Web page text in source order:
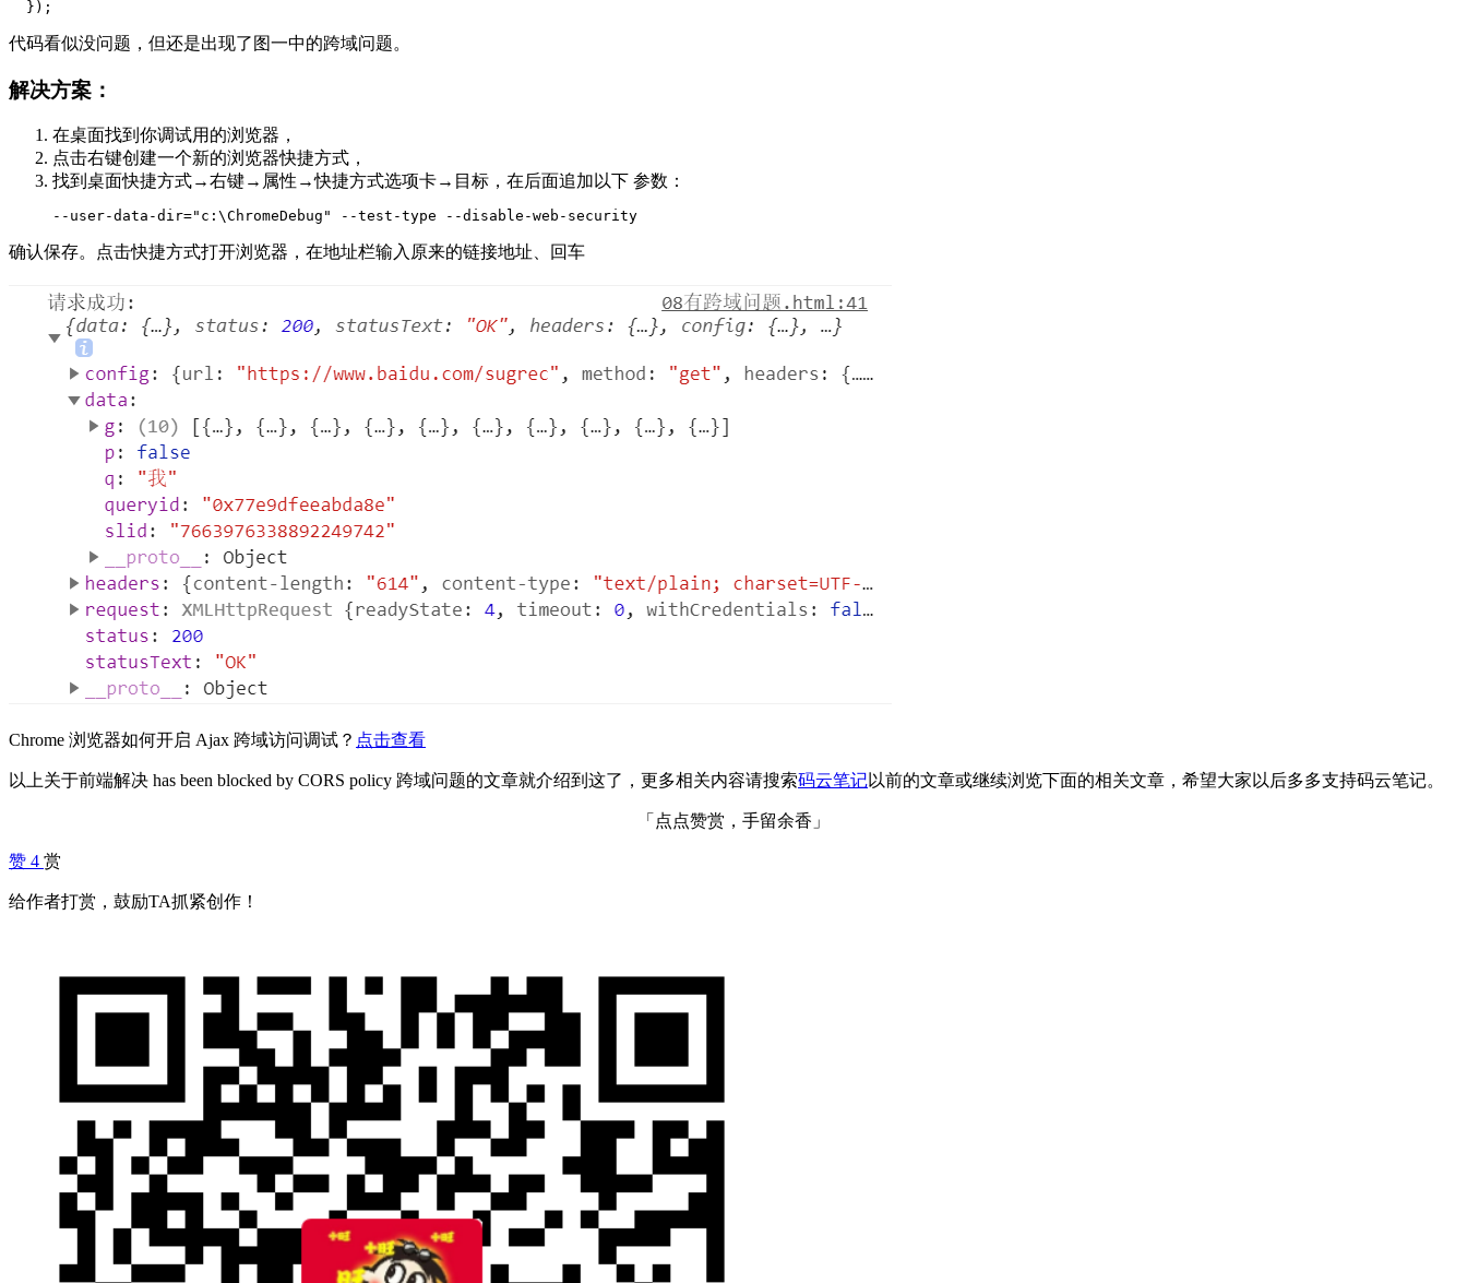
代码看似没问题，但还是出现了图一中的跨域问题。
解决方案：
在桌面找到你调试用的浏览器，
点击右键创建一个新的浏览器快捷方式，
找到桌面快捷方式→右键→属性→快捷方式选项卡→目标，在后面追加以下 参数：
--user-data-dir="c:\ChromeDebug" --test-type --disable-web-security
确认保存。点击快捷方式打开浏览器，在地址栏输入原来的链接地址、回车
Chrome 浏览器如何开启 Ajax 跨域访问调试？ 点击查看
以上关于前端解决 has been blocked by CORS policy 跨域问题的文章就介绍到这了，更多相关内容请搜索码云笔记以前的文章或继续浏览下面的相关文章，希望大家以后多多支持码云笔记。
「点点赞赏，手留余香」
赞 4 赏
给作者打赏，鼓励TA抓紧创作！